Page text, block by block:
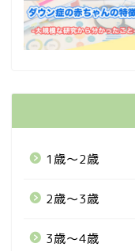
1歳〜2歳
2歳〜3歳
3歳〜4歳